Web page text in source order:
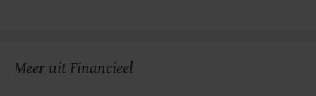
Meer uit Financieel